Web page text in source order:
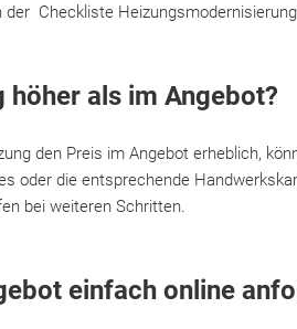
Checkliste
höher als im Angebot?
den Preis im Angebot erheblich,
oder die entsprechende
bei weiteren Schritten.
einfach online